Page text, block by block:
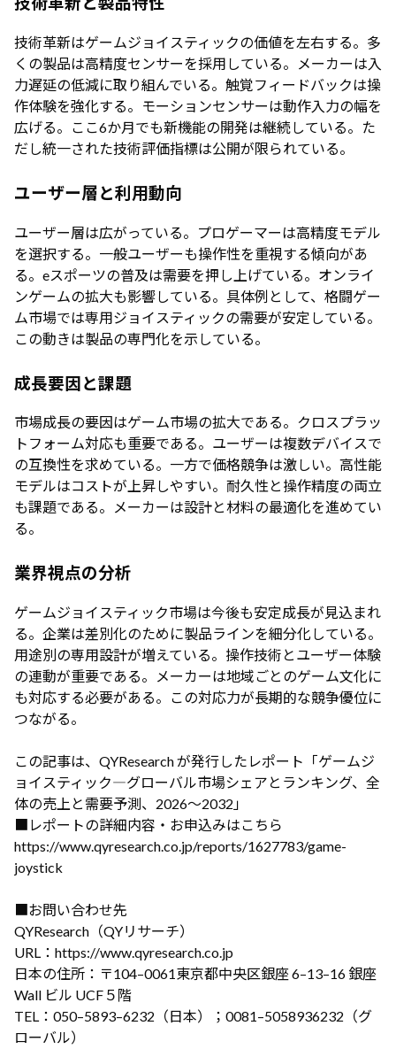
技術革新はゲームジョイスティックの価値を左右する。多
くの製品は高精度センサーを採用している。メーカーは入
力遅延の低減に取り組んでいる。触覚フィードバックは操
作体験を強化する。モーションセンサーは動作入力の幅を
広げる。ここ6か月でも新機能の開発は継続している。た
だし統一された技術評価指標は公開が限られている。
ユーザー層と利用動向
ユーザー層は広がっている。プロゲーマーは高精度モデル
を選択する。一般ユーザーも操作性を重視する傾向があ
る。eスポーツの普及は需要を押し上げている。オンライ
ンゲームの拡大も影響している。具体例として、格闘ゲー
ム市場では専用ジョイスティックの需要が安定している。
この動きは製品の専門化を示している。
成長要因と課題
市場成長の要因はゲーム市場の拡大である。クロスプラッ
トフォーム対応も重要である。ユーザーは複数デバイスで
の互換性を求めている。一方で価格競争は激しい。高性能
モデルはコストが上昇しやすい。耐久性と操作精度の両立
も課題である。メーカーは設計と材料の最適化を進めてい
る。
業界視点の分析
ゲームジョイスティック市場は今後も安定成長が見込まれ
る。企業は差別化のために製品ラインを細分化している。
用途別の専用設計が増えている。操作技術とユーザー体験
の連動が重要である。メーカーは地域ごとのゲーム文化に
も対応する必要がある。この対応力が長期的な競争優位に
つながる。
この記事は、QYResearch が発行したレポート「ゲームジ
ョイスティック―グローバル市場シェアとランキング、全
体の売上と需要予測、2026～2032」
■レポートの詳細内容・お申込みはこちら
https://www.qyresearch.co.jp/reports/1627783/game-
joystick
■お問い合わせ先
QYResearch（QYリサーチ）
URL：https://www.qyresearch.co.jp
日本の住所：〒104–0061東京都中央区銀座 6–13–16 銀座
Wall ビル UCF５階
TEL：050–5893–6232（日本）；0081–5058936232（グ
ローバル）